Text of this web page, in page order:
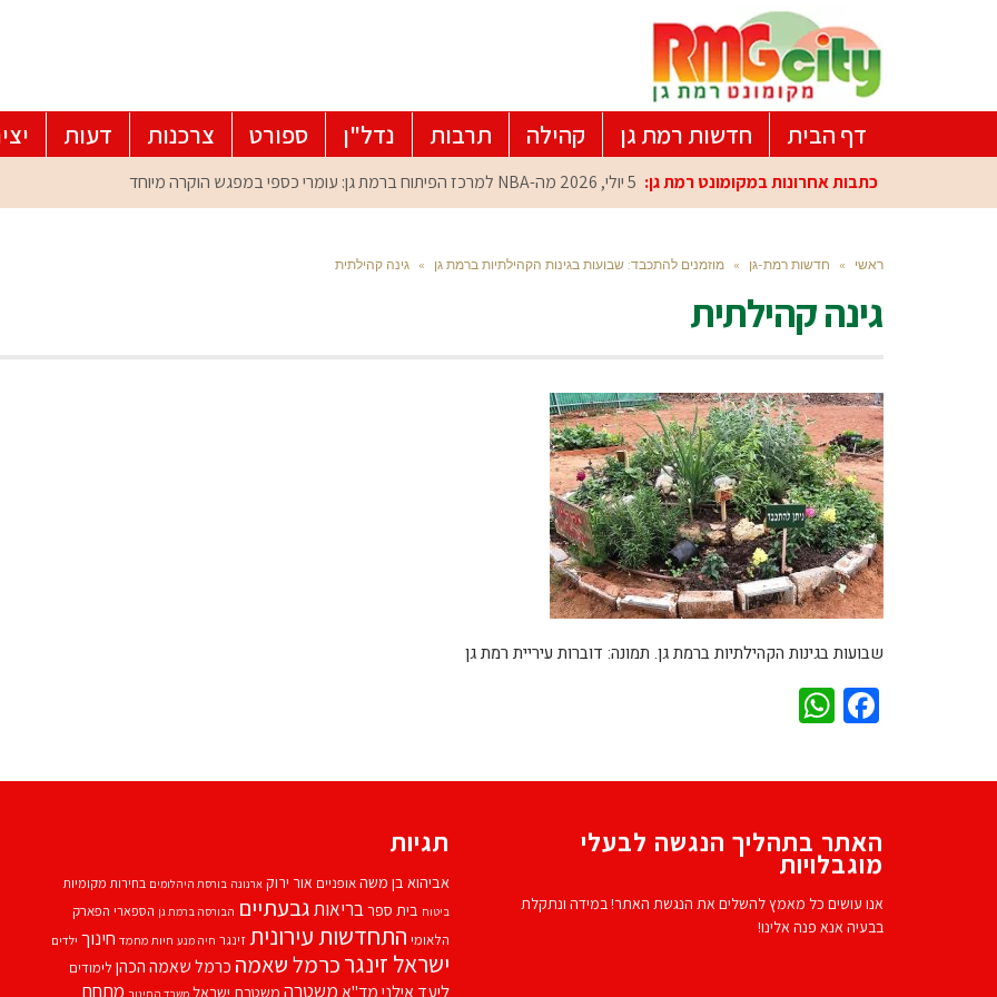
דף הבית חדשות רמת גן קהילה תרבות נדל"ן ספורט צרכנות דעות
כתבות אחרונות במקומונט רמת גן: 5 יולי, 2026 מה-NBA למרכז הפיתוח ברמת גן: עומרי כספי במפגש הוקרה מיוחד
ראשי » חדשות רמת-גן » מוזמנים להתכבד: שבועות בגינות הקהילתיות ברמת גן » גינה קהילתית
גינה קהילתית
שבועות בגינות הקהילתיות ברמת גן. תמונה: דוברות עיריית רמת גן
Facebook
האתר בתהליך הנגשה לבעלי
מוגבלויות
אנו עושים כל מאמץ להשלים את הנגשת האתר! במידה ונתקלת
בבעיה אנא פנה אלינו!
תגיות
אביהוא בן משהאופניים אור ירוק ארנונה בורסת היהלומים בחירות מקומיות
ביטוח בית ספרבריאותגבעתיים הבורסה ברמת גן הספארי הפארק
הלאומי התחדשות עירוניתזינגר חיה מנע חיות מחמד חינוך ילדים
ישראל זינגרכרמל שאמה כרמל שאמה הכהן לימודים
ליעד אילנימד''א משטרה משטרת ישראל משרד החינוך מתחם